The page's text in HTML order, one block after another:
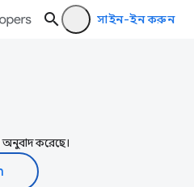
সাইন-ইন করুন
অনুবাদ করেছে।